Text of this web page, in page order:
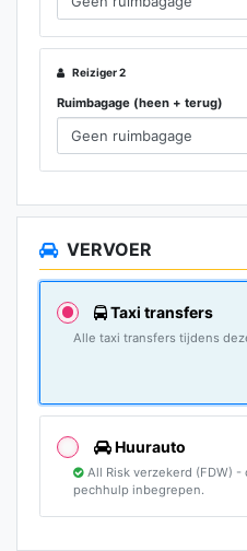
Reiziger 2
Ruimbagage (heen + terug)
VERVOER
Taxi transfers
Alle taxi transfers tijdens
Huurauto
All Risk verzekerd (FDW)
pechhulp inbegrepen.